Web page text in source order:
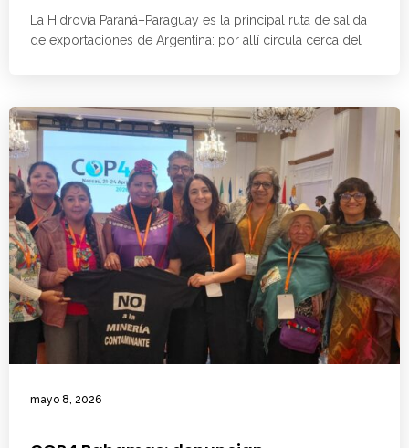
La Hidrovía Paraná–Paraguay es la principal ruta de salida
de exportaciones de Argentina: por allí circula cerca del
mayo 8, 2026